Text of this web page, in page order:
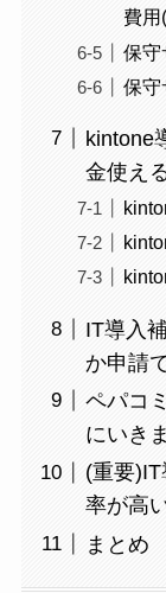
費用
保守
保守
kintone
金使え
IT導入
か申請
ペパコ
にいき
(重要
率が高
まとめ